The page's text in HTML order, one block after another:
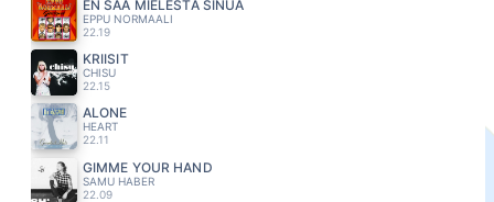
EN SAA MIELESTÄ SINUA
EPPU NORMAALI
22.19
KRIISIT
CHISU
22.15
ALONE
HEART
22.11
GIMME YOUR HAND
SAMU HABER
22.09